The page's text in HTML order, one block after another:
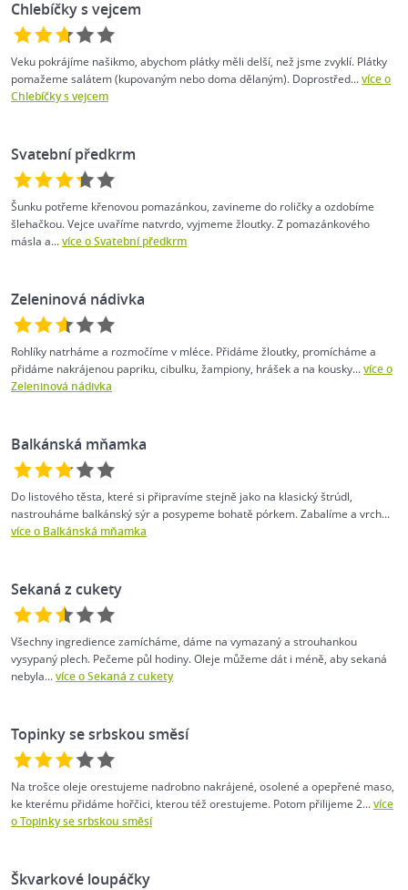
Chlebíčky s vejcem
Veku pokrájíme našikmo, abychom plátky měli delší, než jsme zvyklí. Plátky
pomažeme salátem (kupovaným nebo doma dělaným). Doprostřed...více o
Chlebíčky s vejcem
Svatební předkrm
Šunku potřeme křenovou pomazánkou, zavineme do roličky a ozdobíme
šlehačkou. Vejce uvaříme natvrdo, vyjmeme žloutky. Z pomazánkového
másla a...více o Svatební předkrm
Zeleninová nádivka
Rohlíky natrháme a rozmočíme v mléce. Přidáme žloutky, promícháme a
přidáme nakrájenou papriku, cibulku, žampiony, hrášek a na kousky...více o
Zeleninová nádivka
Balkánská mňamka
Do listového těsta, které si připravíme stejně jako na klasický štrúdl,
nastrouháme balkánský sýr a posypeme bohatě pórkem. Zabalíme a vrch...
více o Balkánská mňamka
Sekaná z cukety
Všechny ingredience zamícháme, dáme na vymazaný a strouhankou
vysypaný plech. Pečeme půl hodiny. Oleje můžeme dát i méně, aby sekaná
nebyla...více o Sekaná z cukety
Topinky se srbskou směsí
Na trošce oleje orestujeme nadrobno nakrájené, osolené a opepřené maso,
ke kterému přidáme hořčici, kterou též orestujeme. Potom přilijeme 2...více
o Topinky se srbskou směsí
Škvarkové loupáčky